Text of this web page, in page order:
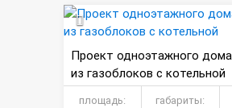
Проект одноэтажного
из газоблоков с котельной
площадь: габариты: